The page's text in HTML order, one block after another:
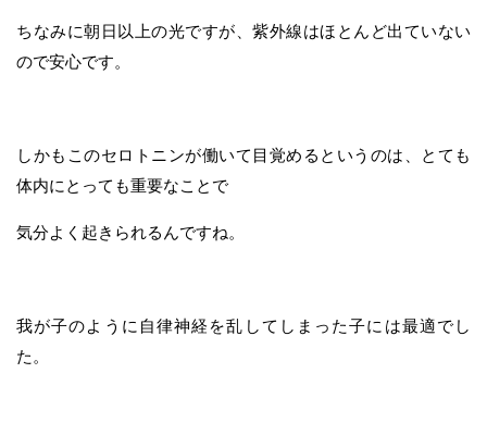
ちなみに朝日以上の光ですが、紫外線はほとんど出ていない
ので安心です。
しかもこのセロトニンが働いて目覚めるというのは、とても
体内にとっても重要なことで
気分よく起きられるんですね。
我が子のように自律神経を乱してしまった子には最適でし
た。